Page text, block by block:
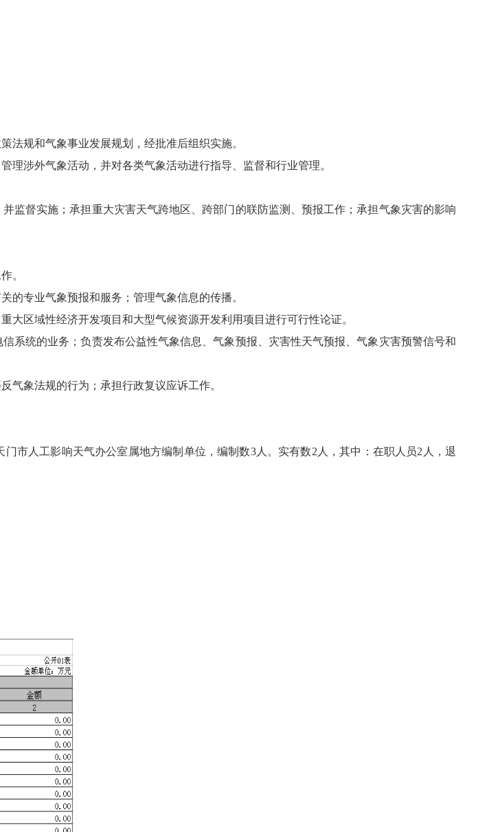
规和气象事业发展规划，经批准后组织实施。
涉外气象活动，并对各类气象活动进行指导、监督和行业管理。
督实施；承担重大灾害天气跨地区、跨部门的联防监测、预报工作；承担气象灾害的影响
。
专业气象预报和服务；管理气象信息的传播。
区域性经济开发项目和大型气候资源开发利用项目进行可行性论证。
统的业务；负责发布公益性气象信息、气象预报、灾害性天气预报、气象灾害预警信号和
象法规的行为；承担行政复议应诉工作。
人工影响天气办公室属地方编制单位，编制数3人。实有数2人，其中：在职人员2人，退